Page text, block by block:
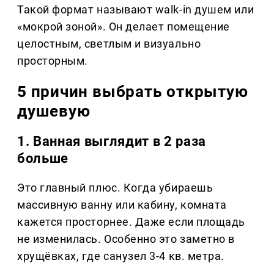
Такой формат называют walk-in душем или
«мокрой зоной». Он делает помещение
целостным, светлым и визуально
просторным.
5 причин выбрать открытую
душевую
1. Ванная выглядит в 2 раза
больше
Это главный плюс. Когда убираешь
массивную ванну или кабину, комната
кажется просторнее. Даже если площадь
не изменилась. Особенно это заметно в
хрущёвках, где санузел 3-4 кв. метра.